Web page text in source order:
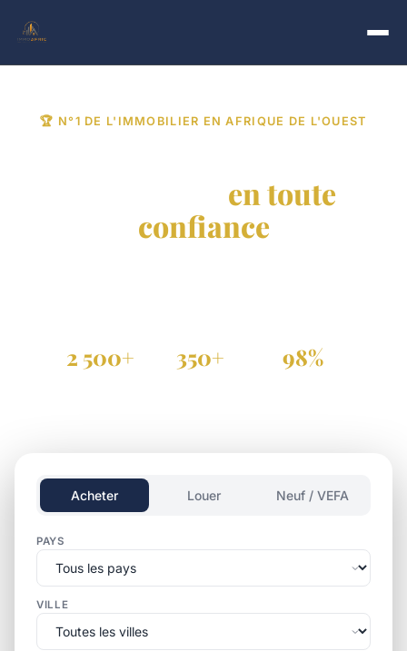
🏆 N°1 DE L'IMMOBILIER EN AFRIQUE DE L'OUEST
en toute
confiance
2 500+ 350+ 98%
Acheter Louer Neuf / VEFA
PAYS
VILLE